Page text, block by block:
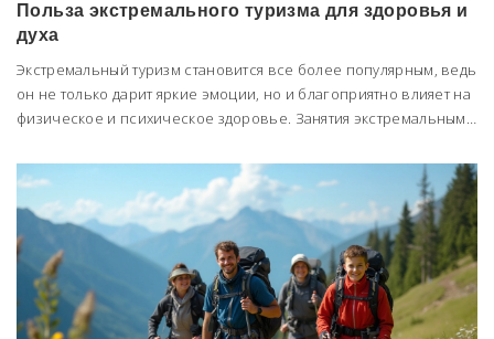
Польза экстремального туризма для здоровья и
духа
Экстремальный туризм становится все более популярным, ведь
он не только дарит яркие эмоции, но и благоприятно влияет на
физическое и психическое здоровье. Занятия экстремальными
расширяют границы комфорта и укрепляют чувство
уверенности. Кроме того, такие активности способствуют
выработке адреналина и эндорфинов, что положительно
сказывается на общем благополучии. Об этом увлекательном и
полезном, но порой опасном виде проведения досуга читайте
в нашей статье.